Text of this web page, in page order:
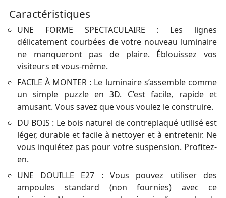
Caractéristiques
UNE FORME SPECTACULAIRE : Les lignes
délicatement courbées de votre nouveau luminaire
ne manqueront pas de plaire. Éblouissez vos
visiteurs et vous-même.
FACILE À MONTER : Le luminaire s’assemble comme
un simple puzzle en 3D. C’est facile, rapide et
amusant. Vous savez que vous voulez le construire.
DU BOIS : Le bois naturel de contreplaqué utilisé est
léger, durable et facile à nettoyer et à entretenir. Ne
vous inquiétez pas pour votre suspension. Profitez-
en.
UNE DOUILLE E27 : Vous pouvez utiliser des
ampoules standard (non fournies) avec ce